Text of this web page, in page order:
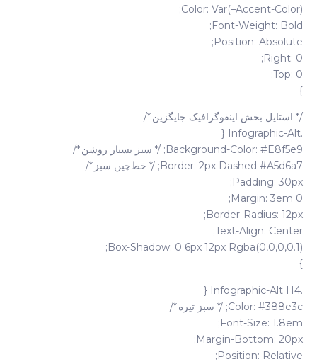
Color: Var(–Accent-Color);
Font-Weight: Bold;
Position: Absolute;
Right: 0;
Top: 0;
}
/* استایل بخش اینفوگرافیک جایگزین */
.infographic-Alt {
Background-Color: #e8f5e9; /* سبز بسیار روشن */
Border: 2px Dashed #a5d6a7; /* خط‌چین سبز */
Padding: 30px;
Margin: 3em 0;
Border-Radius: 12px;
Text-Align: Center;
Box-Shadow: 0 6px 12px Rgba(0,0,0,0.1);
}
.infographic-Alt H4 {
Color: #388e3c; /* سبز تیره */
Font-Size: 1.8em;
Margin-Bottom: 20px;
Position: Relative;